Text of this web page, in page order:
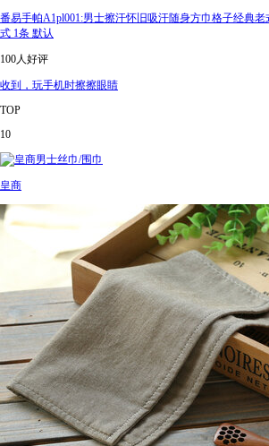
番易手帕A1pl001:男士擦汗怀旧吸汗随身方巾格子经典老
式 1条 默认
100人好评
收到，玩手机时擦擦眼睛
TOP
10
皇商